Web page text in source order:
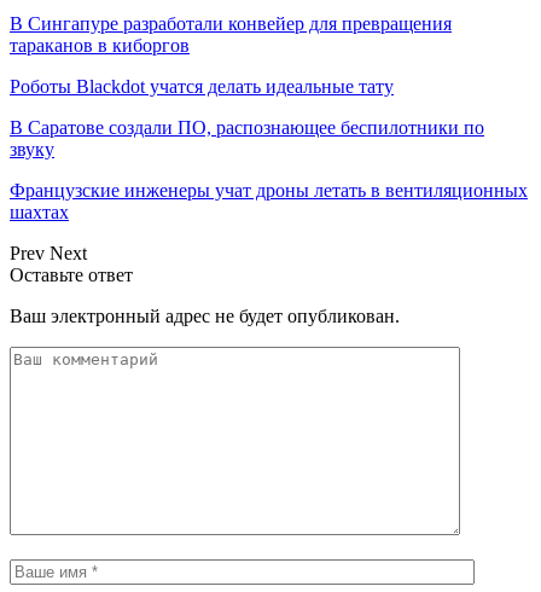
В Сингапуре разработали конвейер для превращения
тараканов в киборгов
Роботы Blackdot учатся делать идеальные тату
В Саратове создали ПО, распознающее беспилотники по
звуку
Французские инженеры учат дроны летать в вентиляционных
шахтах
Prev Next
Оставьте ответ
Ваш электронный адрес не будет опубликован.